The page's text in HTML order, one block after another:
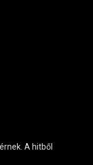
A hitből